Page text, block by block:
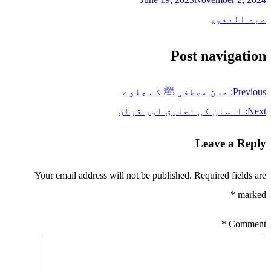
عبد الغفور
Post navigation
Previous: حسن مصطفی ﷺ کے جلوے
Next:
انسان کی تخلیق اور قرآن
Leave a Reply
Your email address will not be published. Required fields are
marked
*
Comment
*